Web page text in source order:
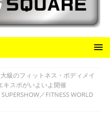
級のフィットネス・ボディメイ
キスポがいよいよ開催
／FITNESS WORLD